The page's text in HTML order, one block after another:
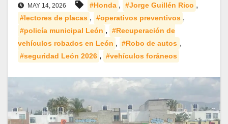
MAY 14, 2026 #Honda , #Jorge Guillén Rico ,
#lectores de placas , #operativos preventivos ,
#policía municipal León ,
#Recuperación de
vehículos robados en León , #Robo de autos ,
#seguridad León 2026 , #vehículos foráneos